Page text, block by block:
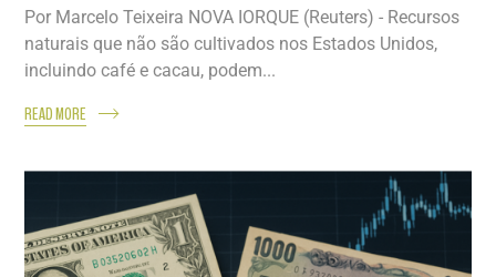
Por Marcelo Teixeira NOVA IORQUE (Reuters) - Recursos
naturais que não são cultivados nos Estados Unidos,
incluindo café e cacau, podem...
READ MORE